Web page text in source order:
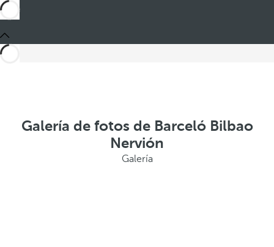
Galería de fotos de Barceló Bilbao
Nervión
Galería